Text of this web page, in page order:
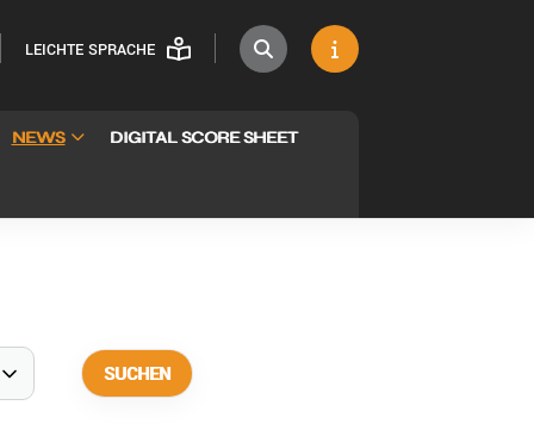
LEICHTE SPRACHE
NEWS DIGITAL SCORE SHEET